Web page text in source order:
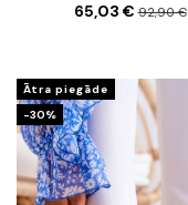
65,03 €92,90 €
Ātra piegāde
-30%